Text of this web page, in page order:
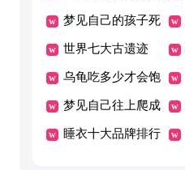
样
梦见自己的孩子死
了是什么意思
世界七大古遗迹
乌龟吃多少才会饱
梦见自己往上爬成
功了什么征兆
睡衣十大品牌排行